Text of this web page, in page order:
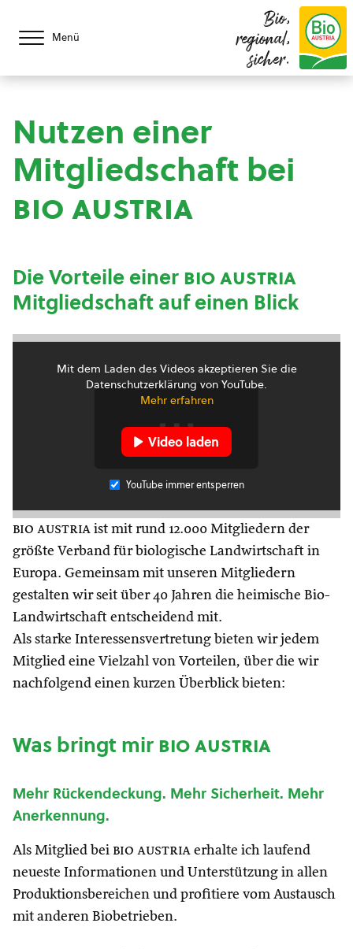
Menü
Bio,
regional,
sicher.
Nutzen einer
Mitgliedschaft bei
bio austria
Die Vorteile einerbio austria
Mitgliedschaft auf einen Blick
Mit dem Laden des Videos akzeptieren Sie die
Datenschutzerklärung von YouTube.
Mehr erfahren
Video laden
YouTube immer entsperren
bio austria ist mit rund 12.000 Mitgliedern der
größte Verband für biologische Landwirtschaft in
Europa. Gemeinsam mit unseren Mitgliedern
gestalten wir seit über 40 Jahren die heimische Bio-
Landwirtschaft entscheidend mit.
Als starke Interessensvertretung bieten wir jedem
Mitglied eine Vielzahl von Vorteilen, über die wir
nachfolgend einen kurzen Überblick bieten:
Was bringt mirbio austria
Mehr Rückendeckung. Mehr Sicherheit. Mehr
Anerkennung.
Als Mitglied bei bio austria erhalte ich laufend
neueste Informationen und Unterstützung in allen
Produktionsbereichen und profitiere vom Austausch
mit anderen Biobetrieben.